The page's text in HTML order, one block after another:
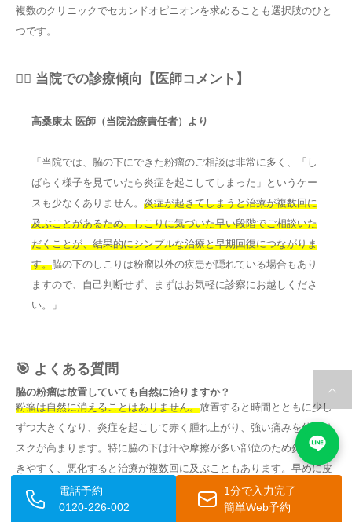
複数のクリニックでセカンドオピニオンを求めることも選択肢のひと
つです。
👨‍⚕️ 当院での診療傾向【医師コメント】
高桑康太 医師（当院治療責任者）より
「当院では、脇の下にできた粉瘤のご相談は非常に多く、「し
ばらく様子を見ていたら炎症を起こしてしまった」というケー
スも少なくありません。 炎症が起きてしまうと治療が複数回に
及ぶことがあるため、しこりに気づいた早い段階でご相談いた
だくことが、結果的にシンプルな治療と早期回復につながりま
す。脇の下のしこりは粉瘤以外の疾患が隠れている場合もあり
ますので、自己判断せず、まずはお気軽に診察にお越しくださ
い。」
🎯 よくある質問
脇の粉瘤は放置していても自然に治りますか？
粉瘤は自然に消えることはありません。放置すると時間とともに少し
ずつ大きくなり、炎症を起こして赤く腫れ上がり、強い痛みを伴うリ
スクが高まります。特に脇の下は汗や摩擦が多い部位のため炎症が起
きやすく、悪化すると治療が複数回に及ぶこともあります。早めに皮
膚科・形成外科へご相談ください。
電話予約
0120-226-002
1分で入力完了
簡単Web予約